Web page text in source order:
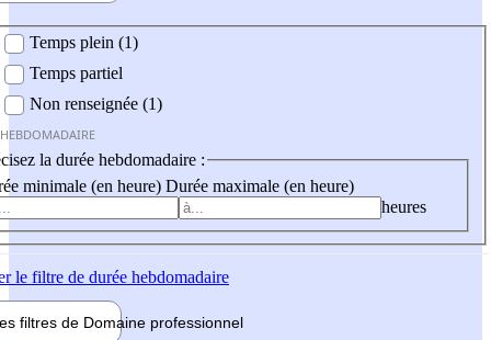
Temps plein (1)
Temps partiel
Non renseignée (1)
la durée hebdomadaire :
minimale (en heure) Durée maximale (en heure)
heures
le filtre de durée hebdomadaire
filtres de Domaine professionnel